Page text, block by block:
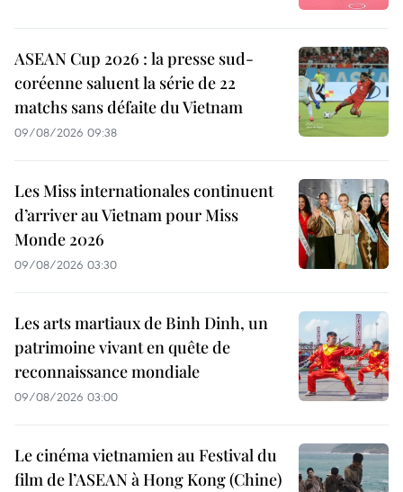
ASEAN Cup 2026 : la presse sud-
coréenne saluent la série de 22
matchs sans défaite du Vietnam
09/08/2026 09:38
Les Miss internationales continuent
d’arriver au Vietnam pour Miss
Monde 2026
09/08/2026 03:30
Les arts martiaux de Binh Dinh, un
patrimoine vivant en quête de
reconnaissance mondiale
09/08/2026 03:00
Le cinéma vietnamien au Festival du
film de l’ASEAN à Hong Kong (Chine)